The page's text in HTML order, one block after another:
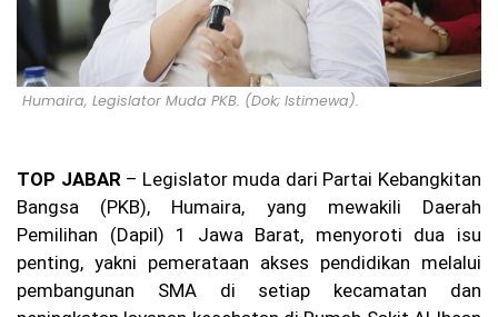
Ba
nd
un
g
nd
ak
Pr
of
io
na
Humaira, Legislator Muda PKB. (Dok; Istimewa).
TOP JABAR– Legislator muda dari Partai Kebangkitan
Bangsa (PKB), Humaira, yang mewakili Daerah
Pemilihan (Dapil) 1 Jawa Barat, menyoroti dua isu
penting, yakni pemerataan akses pendidikan melalui
pembangunan SMA di setiap kecamatan dan